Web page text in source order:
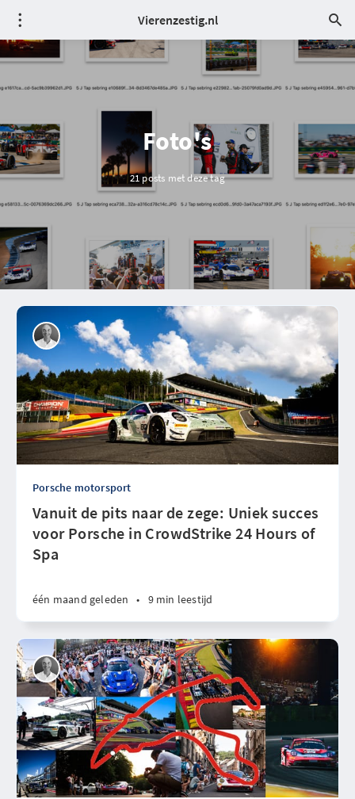
Vierenzestig.nl
Foto's
21 posts met deze tag
Porsche motorsport
Vanuit de pits naar de zege: Uniek succes
voor Porsche in CrowdStrike 24 Hours of
Spa
één maand geleden • 9 min leestijd